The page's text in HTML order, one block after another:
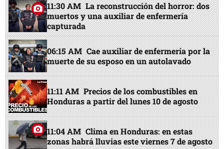
11:30 AM La reconstrucción del horror: dos
muertos y una auxiliar de enfermería
capturada
06:15 AM Cae auxiliar de enfermería por la
muerte de su esposo en un autolavado
11:11 AM Precios de los combustibles en
Honduras a partir del lunes 10 de agosto
11:04 AM Clima en Honduras: en estas
zonas habrá lluvias este viernes 7 de agosto